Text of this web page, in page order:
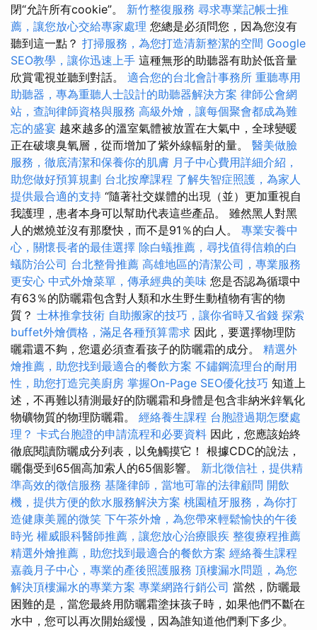
閉“允許所有cookie”。 新竹整復服務 尋求專業記帳士推
薦，讓您放心交給專家處理 您總是必須問您，因為您沒有
聽到這一點？ 打掃服務，為您打造清新整潔的空間 Google
SEO教學，讓你迅速上手 這種無形的助聽器有助於低音量
欣賞電視並聽到對話。 適合您的台北會計事務所 重聽專用
助聽器，專為重聽人士設計的助聽器解決方案 律師公會網
站，查詢律師資格與服務 高級外燴，讓每個聚會都成為難
忘的盛宴 越來越多的溫室氣體被放置在大氣中，全球變暖
正在破壞臭氧層，從而增加了紫外線輻射的量。 醫美做臉
服務，徹底清潔和保養你的肌膚 月子中心費用詳細介紹，
助您做好預算規劃 台北按摩課程 了解失智症照護，為家人
提供最合適的支持 “隨著社交媒體的出現（並）更加重視自
我護理，患者本身可以幫助代表這些產品。 雖然黑人對黑
人的燃燒並沒有那麼快，而不是91％的白人。 專業安養中
心，關懷長者的最佳選擇 除白蟻推薦，尋找值得信賴的白
蟻防治公司 台北整骨推薦 高雄地區的清潔公司，專業服務
更安心 中式外燴菜單，傳承經典的美味 您是否認為循環中
有63％的防曬霜包含對人類和水生野生動植物有害的物
質？ 士林推拿技術 自助搬家的技巧，讓你省時又省錢 探索
buffet外燴價格，滿足各種預算需求 因此，要選擇物理防
曬霜還不夠，您還必須查看孩子的防曬霜的成分。 精選外
燴推薦，助您找到最適合的餐飲方案 不鏽鋼流理台的耐用
性，助您打造完美廚房 掌握On-Page SEO優化技巧 知道上
述，不再難以猜測最好的防曬霜和身體是包含非納米鋅氧化
物礦物質的物理防曬霜。 經絡養生課程 台胞證過期怎麼處
理？ 卡式台胞證的申請流程和必要資料 因此，您應該始終
徹底閱讀防曬成分列表，以免觸摸它！ 根據CDC的說法，
曬傷受到65個高加索人的65個影響。 新北徵信社，提供精
準高效的徵信服務 基隆律師，當地可靠的法律顧問 開飲
機，提供方便的飲水服務解決方案 桃園植牙服務，為你打
造健康美麗的微笑 下午茶外燴，為您帶來輕鬆愉快的午後
時光 權威眼科醫師推薦，讓您放心治療眼疾 整復療程推薦
精選外燴推薦，助您找到最適合的餐飲方案 經絡養生課程
嘉義月子中心，專業的產後照護服務 頂樓漏水問題，為您
解決頂樓漏水的專業方案 專業網路行銷公司 當然，防曬最
困難的是，當您最終用防曬霜塗抹孩子時，如果他們不斷在
水中，您可以再次開始緩慢，因為誰知道他們剩下多少。